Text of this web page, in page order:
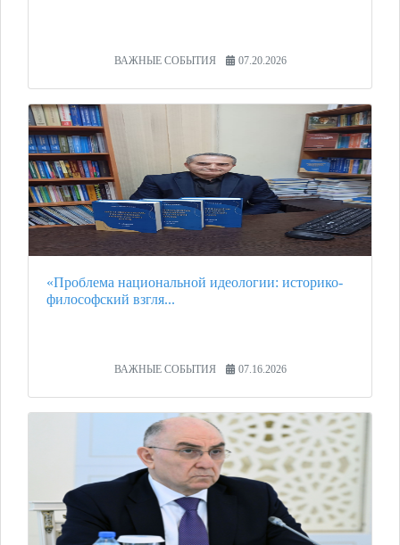
ВАЖНЫЕ СОБЫТИЯ 07.20.2026
«Проблема национальной идеологии: историко-
философский взгля...
ВАЖНЫЕ СОБЫТИЯ 07.16.2026